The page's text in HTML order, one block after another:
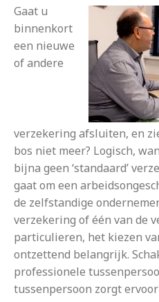
Gaat u
binnenkort
een nieuwe
of andere
verzekering afsluiten, en
bos niet meer? Logisch,
bijna geen ‘standaard’
gaat om een
de zelfstandige
verzekering of één van de
particulieren, het kiezen
ontzettend belangrijk.
professionele
tussenpersoon zorgt